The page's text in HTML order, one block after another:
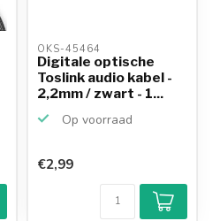
OKS-45464
Digitale optische
Toslink audio kabel -
2,2mm / zwart - 1...
Op voorraad
€2,99